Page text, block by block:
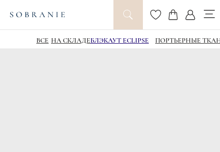
ВСЕ НА СКЛАДЕБЛЭКАУТ ECLIPSE ПОРТЬЕРНЫЕ